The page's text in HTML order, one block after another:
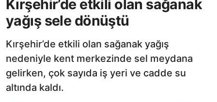
Kırşehir’de etkili olan sağanak
yağış sele dönüştü
Kırşehir’de etkili olan sağanak yağış
nedeniyle kent merkezinde sel meydana
gelirken, çok sayıda iş yeri ve cadde su
altında kaldı.